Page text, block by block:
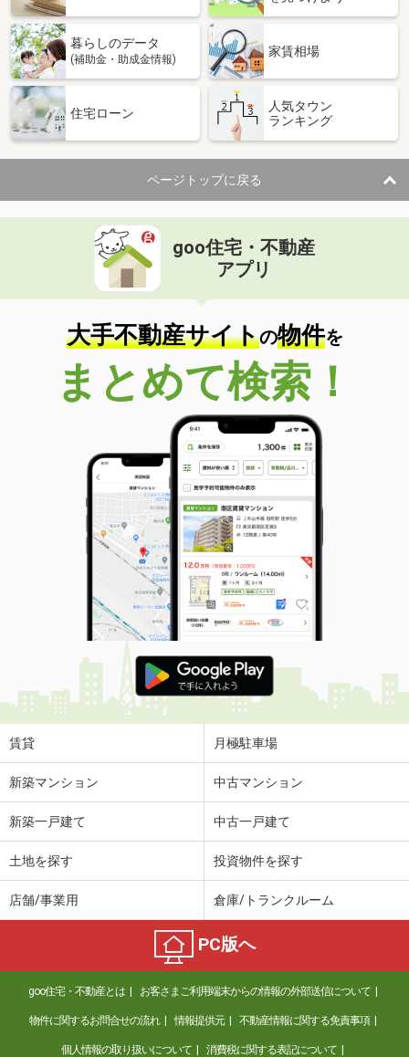
暮らしのデータ
(補助金・助成金情報)
家賃相場
住宅ローン
人気タウン
ランキング
ページトップに戻る
goo住宅・不動産
アプリ
大手不動産サイトの物件を
まとめて検索！
賃貸 月極駐車場
新築マンション 中古マンション
新築一戸建て 中古一戸建て
土地を探す 投資物件を探す
店舗/事業用 倉庫/トランクルーム
PC版へ
goo住宅・不動産とは お客さまご利用端末からの情報の外部送信について
物件に関するお問合せの流れ 情報提供元 不動産情報に関する免責事項
個人情報の取り扱いについて 消費税に関する表記について